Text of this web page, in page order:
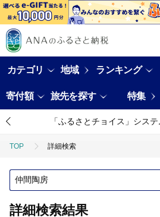
カテゴリ 地域 ランキング
寄付額 旅先を探す 特集
「ふるさとチョイス」シス
TOP 詳細検索
詳細検索結果